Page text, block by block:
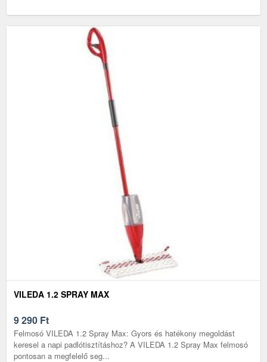
VILEDA 1.2 SPRAY MAX
9 290 Ft
Felmosó VILEDA 1.2 Spray Max: Gyors és hatékony megoldást
keresel a napi padlótisztításhoz? A VILEDA 1.2 Spray Max felmosó
pontosan a megfelelő seg...